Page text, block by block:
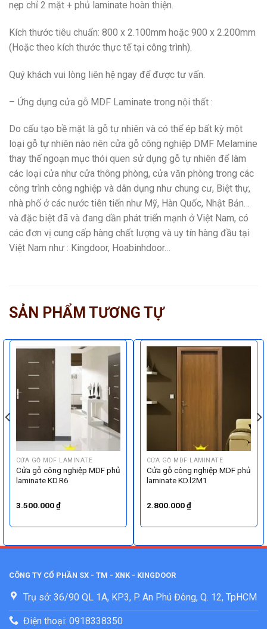
nẹp chỉ 2 mặt + phủ laminate hoàn thiện.
Kích thước tiêu chuẩn: 800 x 2.100mm hoặc 900 x 2.200mm
(Hoặc theo kích thước thực tế tại công trình).
Quý khách vui lòng liên hệ ngay để được tư vấn.
– Ứng dụng cửa gỗ MDF Laminate trong nội thất :
Do cấu tạo bề mặt là gỗ tự nhiên và có thể ép bất kỳ một
loại gỗ tự nhiên nào nên cửa gỗ công nghiệp DMF Melamine
thay thế ngoạn mục thói quen sử dụng gỗ tự nhiên để làm
các loại cửa như cửa thông phòng, cửa văn phòng trong các
công trình công nghiệp và dân dụng như chung cư, Biệt thự,
nhà phố ở các nước tiên tiến như Mỹ, Hàn Quốc, Nhật Bản…
và đặc biệt đã và đang dần phát triển mạnh ở Việt Nam, có
các đơn vị cung cấp hàng chất lượng và uy tín hàng đầu tại
Việt Nam như : Kingdoor, Hoabinhdoor…
SẢN PHẨM TƯƠNG TỰ
CỬA GỖ MDF LAMINATE
Cửa gỗ công nghiệp MDF phủ
laminate KD.R6
3.500.000₫
CỬA GỖ MDF LAMINATE
Cửa gỗ công nghiệp MDF phủ
laminate KD.l2M1
2.800.000₫
CÔNG TY CỔ PHẦN SX - TM - XNK - KINGDOOR
Trụ sở: 36/90 QL 1A, KP3, P. An Phú Đông, Q. 12, TpHCM
Điện thoại: 0918338350